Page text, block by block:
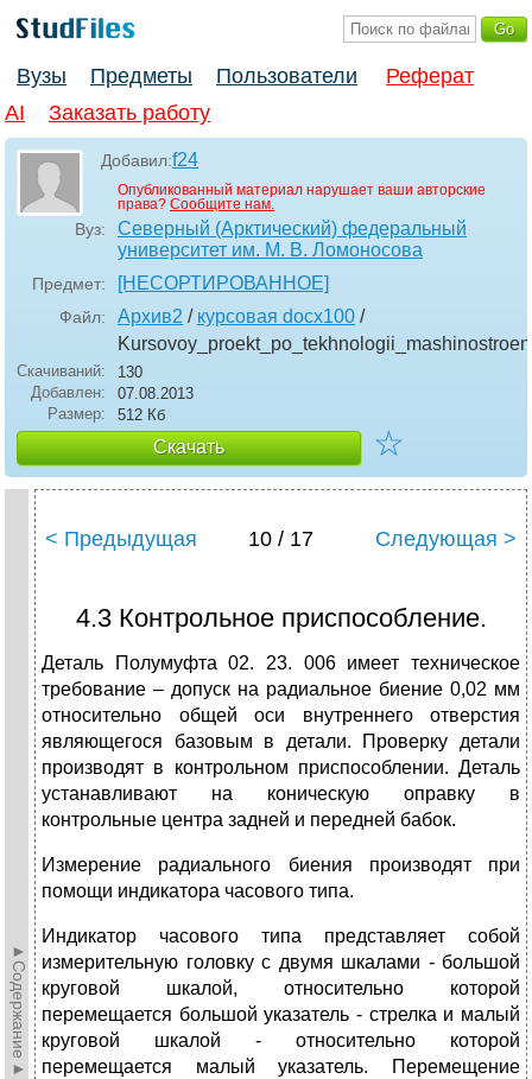
Вузы Предметы Пользователи
Реферат
AI
Заказать работу
Добавил:f24
Опубликованный материал нарушает ваши авторские
права? Сообщите нам.
Вуз:
Северный (Арктический) федеральный
университет им. М. В. Ломоносова
Предмет: [НЕСОРТИРОВАННОЕ]
Файл: Архив2 / курсовая docx100 /
Скачиваний:
130
Добавлен:
07.08.2013
Размер:
512 Кб
Скачать ☆
►Содержание►
< Предыдущая 10 / 17 Следующая >
4.3 Контрольное приспособление.
Деталь Полумуфта 02. 23. 006 имеет техническое
требование – допуск на радиальное биение 0,02 мм
относительно общей оси внутреннего отверстия
являющегося базовым в детали. Проверку детали
производят в контрольном приспособлении. Деталь
устанавливают на коническую оправку в
контрольные центра задней и передней бабок.
Измерение радиального бие­ния производят при
помощи индикатора часового типа.
Индикатор часово­го типа представляет собой
измерительную головку с двумя шкалами - большой
круговой шкалой, относительно которой
перемещается большой указатель - стрелка и малый
круговой шкалой - относительно которой
перемещается малый указатель. Перемещение